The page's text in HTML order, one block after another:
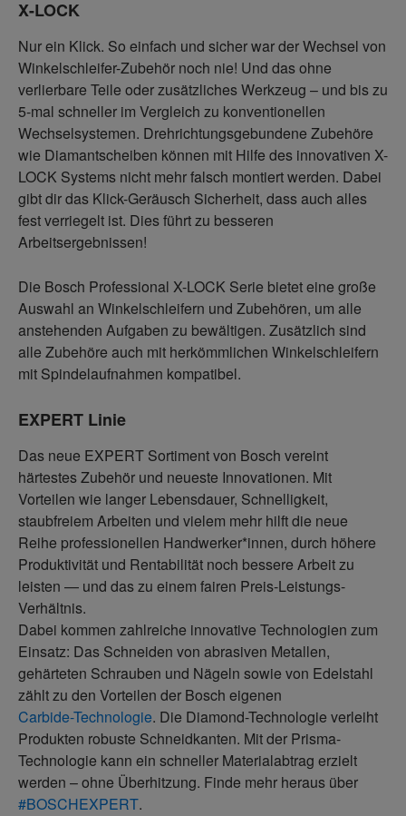
X-LOCK
Nur ein Klick. So einfach und sicher war der Wechsel von
Winkelschleifer-Zubehör noch nie! Und das ohne
verlierbare Teile oder zusätzliches Werkzeug – und bis zu
5-mal schneller im Vergleich zu konventionellen
Wechselsystemen. Drehrichtungsgebundene Zubehöre
wie Diamantscheiben können mit Hilfe des innovativen X-
LOCK Systems nicht mehr falsch montiert werden. Dabei
gibt dir das Klick-Geräusch Sicherheit, dass auch alles
fest verriegelt ist. Dies führt zu besseren
Arbeitsergebnissen!
Die Bosch Professional X-LOCK Serie bietet eine große
Auswahl an Winkelschleifern und Zubehören, um alle
anstehenden Aufgaben zu bewältigen. Zusätzlich sind
alle Zubehöre auch mit herkömmlichen Winkelschleifern
mit Spindelaufnahmen kompatibel.
EXPERT Linie
Das neue EXPERT Sortiment von Bosch vereint
härtestes Zubehör und neueste Innovationen. Mit
Vorteilen wie langer Lebensdauer, Schnelligkeit,
staubfreiem Arbeiten und vielem mehr hilft die neue
Reihe professionellen Handwerker*innen, durch höhere
Produktivität und Rentabilität noch bessere Arbeit zu
leisten — und das zu einem fairen Preis-Leistungs-
Verhältnis.
Dabei kommen zahlreiche innovative Technologien zum
Einsatz: Das Schneiden von abrasiven Metallen,
gehärteten Schrauben und Nägeln sowie von Edelstahl
zählt zu den Vorteilen der Bosch eigenen
Carbide-Technologie. Die Diamond-Technologie verleiht
Produkten robuste Schneidkanten. Mit der Prisma-
Technologie kann ein schneller Materialabtrag erzielt
werden – ohne Überhitzung. Finde mehr heraus über
#BOSCHEXPERT.